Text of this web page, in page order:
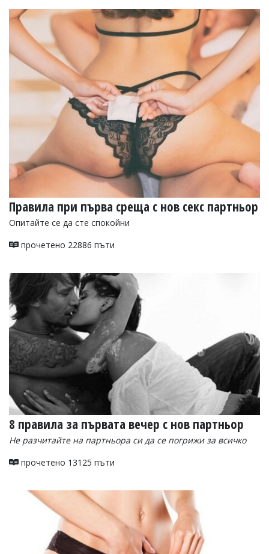
Правила при първа среща с нов секс партньор
Опитайте се да сте спокойни
прочетено 22886 пъти
8 правила за първата вечер с нов партньор
Не разчитайте на партньора си да се погрижи за всичко
прочетено 13125 пъти